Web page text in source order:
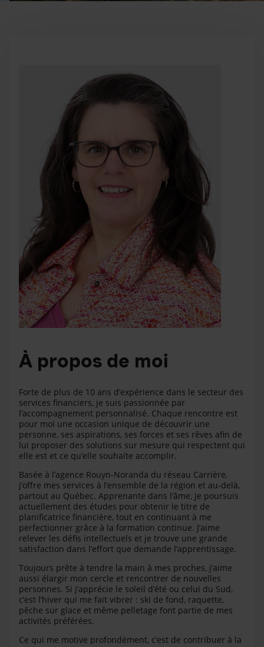
À propos de moi
Forte de plus de 10 ans d’expérience dans le secteur des
services financiers, je suis passionnée par
l’accompagnement personnalisé. Chaque rencontre est
pour moi une occasion unique de découvrir une
personne, ses aspirations, ses forces et ses rêves afin de
lui proposer des solutions sur mesure qui respectent qui
elle est et ce qu’elle souhaite accomplir.
Basée à l’agence Rouyn-Noranda du réseau Carrière,
j’offre mes services à l’ensemble de la région et au-delà,
partout au Québec. Apprenante dans l’âme, je poursuis
actuellement des études pour obtenir le titre de
planificatrice financière, tout en continuant à me
perfectionner grâce à la formation continue. J’aime
relever les défis intellectuels et je trouve une grande
satisfaction dans l’effort que demande l’apprentissage.
Toujours prête à tendre la main à mes proches, j’aime
aussi élargir mon cercle et rencontrer de nouvelles
personnes. Si j’apprécie le soleil d’été ou celui du Sud,
c’est l’hiver qui me fait vibrer : ski de fond, raquette,
pêche sur glace et même pelletage font partie de mes
activités préférées.
Ce qui me motive profondément, c’est de contribuer à la